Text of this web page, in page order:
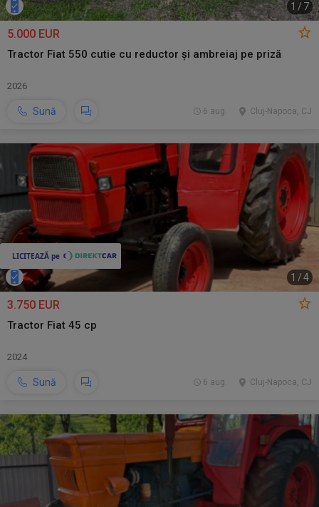
1 / 7
5.000 EUR
Tractor Fiat 550 cutie cu reductor și ambreiaj pe priză
2026
Sună Cluj-Napoca, CJ
6 aug.
1 /4
3.750 EUR
Tractor Fiat 45 cp
2024
Sună Cluj-Napoca, CJ
6 aug.